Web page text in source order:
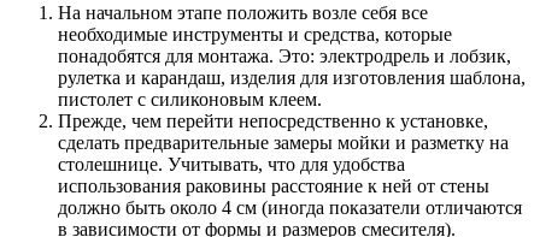
На начальном этапе положить возле себя все
необходимые инструменты и средства, которые
понадобятся для монтажа. Это: электродрель и лобзик,
рулетка и карандаш, изделия для изготовления шаблона,
пистолет с силиконовым клеем.
Прежде, чем перейти непосредственно к установке,
сделать предварительные замеры мойки и разметку на
столешнице. Учитывать, что для удобства
использования раковины расстояние к ней от стены
должно быть около 4 см (иногда показатели отличаются
в зависимости от формы и размеров смесителя).